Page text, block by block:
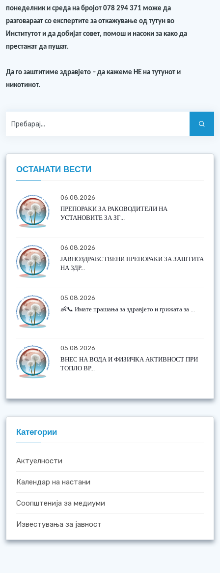
понеделник и среда на бројот 078 294 371 може да
разговараат со експертите за откажување од тутун во
Институтот и да добијат совет, помош и насоки за како да
престанат да пушат.
Да го заштитиме здравјето – да кажеме НЕ на тутунот и
никотинот.
ОСТАНАТИ ВЕСТИ
06.08.2026
ПРЕПОРАКИ ЗА РАКОВОДИТЕЛИ НА
УСТАНОВИТЕ ЗА ЗГ...
06.08.2026
ЈАВНОЗДРАВСТВЕНИ ПРЕПОРАКИ ЗА ЗАШТИТА
НА ЗДР...
05.08.2026
👶📞 Имате прашања за здравјето и грижата за ...
05.08.2026
ВНЕС НА ВОДА И ФИЗИЧКА АКТИВНОСТ ПРИ
ТОПЛО ВР...
Категории
Актуелности
Календар на настани
Соопштенија за медиуми
Известувања за јавност